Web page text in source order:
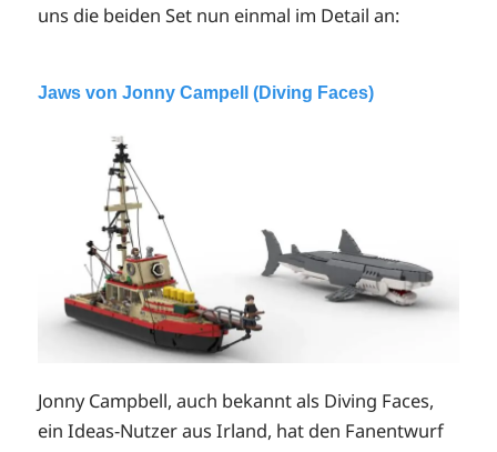
uns die beiden Set nun einmal im Detail an:
Jaws von Jonny Campell (Diving Faces)
Jonny Campbell, auch bekannt als Diving Faces,
ein Ideas-Nutzer aus Irland, hat den Fanentwurf